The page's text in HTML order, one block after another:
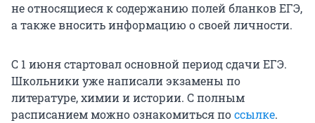
не относящиеся к содержанию полей бланков ЕГЭ,
а также вносить информацию о своей личности.
С 1 июня стартовал основной период сдачи ЕГЭ.
Школьники уже написали экзамены по
литературе, химии и истории. С полным
расписанием можно ознакомиться поссылке.